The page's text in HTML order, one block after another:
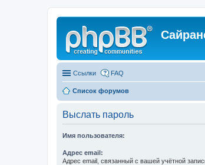
Ссылки FAQ
Список форумов
Выслать пароль
Имя пользователя:
Адрес email:
Адрес email, связанный с вашей учётной